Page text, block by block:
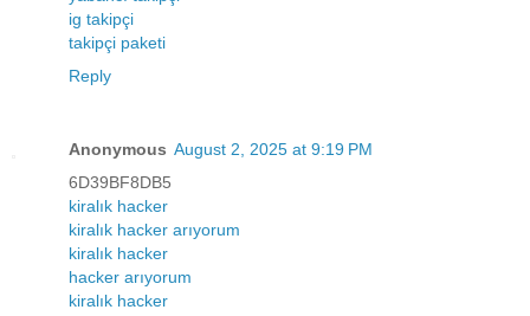
ig takipçi
takipçi paketi
Reply
Anonymous August 2, 2025 at 9:19 PM
6D39BF8DB5
kiralık hacker
kiralık hacker arıyorum
kiralık hacker
hacker arıyorum
kiralık hacker